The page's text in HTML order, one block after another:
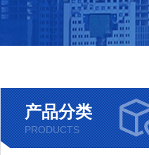
产品分类
PRODUCTS